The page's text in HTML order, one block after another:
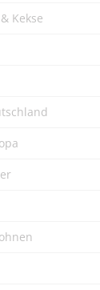
Kekse